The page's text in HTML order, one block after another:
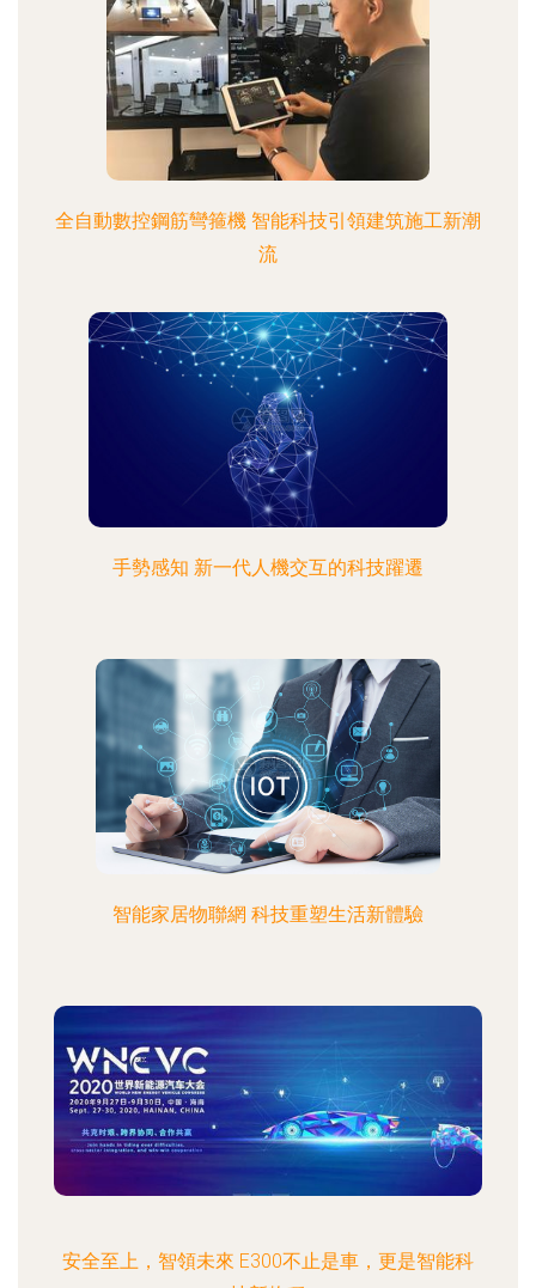
全自動數控鋼筋彎箍機 智能科技引領建筑施工新潮
流
手勢感知 新一代人機交互的科技躍遷
智能家居物聯網 科技重塑生活新體驗
安全至上，智領未來 E300不止是車，更是智能科